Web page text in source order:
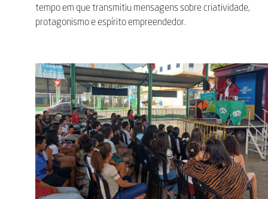
tempo em que transmitiu mensagens sobre criatividade,
protagonismo e espírito empreendedor.